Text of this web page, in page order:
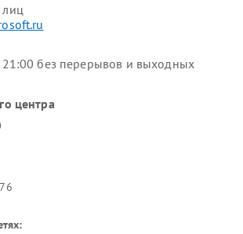
без перерывов и выходных
центра